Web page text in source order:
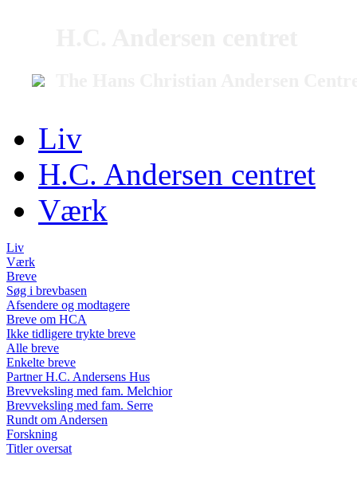
Liv
H.C. Andersen centret
Værk
Liv
Værk
Breve
Søg i brevbasen
Afsendere og modtagere
Breve om HCA
Ikke tidligere trykte breve
Alle breve
Enkelte breve
Partner H.C. Andersens Hus
Brevveksling med fam. Melchior
Brevveksling med fam. Serre
Rundt om Andersen
Forskning
Titler oversat